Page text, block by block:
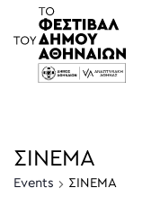
ΣΙΝΕΜΑ
Events ΣΙΝΕΜΑ